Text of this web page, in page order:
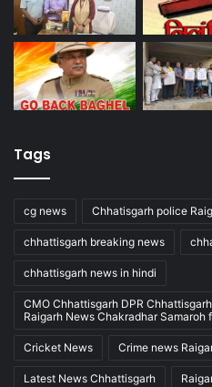
Tags
cg news Chhatisgarh police
chhattisgarh breaking news
chhattisgarh news in hindi
CMO Chhattisgarh DPR
Raigarh News Chakradhar Samaroh
Cricket News Crime news
Latest News Chhattisgarh